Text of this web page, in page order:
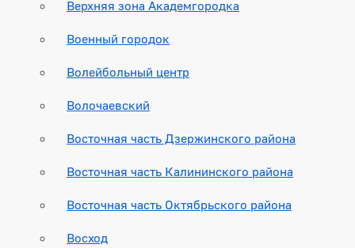
Верхняя зона Академгородка
Военный городок
Волейбольный центр
Волочаевский
Восточная часть Дзержинского района
Восточная часть Калининского района
Восточная часть Октябрьского района
Восход